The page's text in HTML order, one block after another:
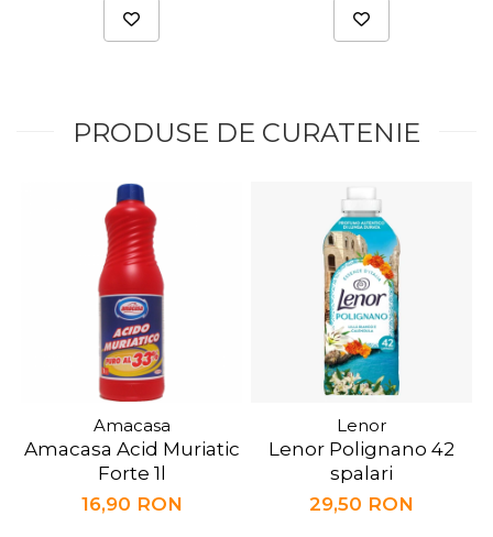
PRODUSE DE CURATENIE
Amacasa
Amacasa Acid Muriatic
Forte 1l
16,90 RON
Lenor
Lenor Polignano 42
spalari
29,50 RON